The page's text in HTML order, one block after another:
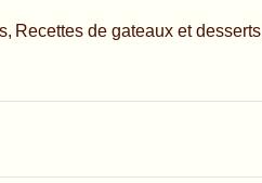
Recettes de gateaux et desserts